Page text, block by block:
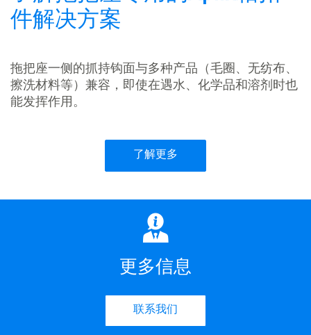
件解决方案
拖把座一侧的抓持钩面与多种产品（毛圈、无纺布、
擦洗材料等）兼容，即使在遇水、化学品和溶剂时也
能发挥作用。
了解更多
更多信息
联系我们